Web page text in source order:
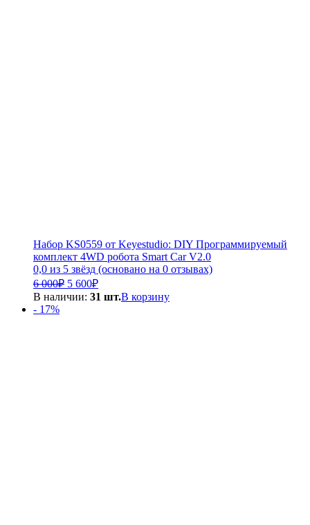
Набор KS0559 от Keyestudio: DIY Программируемый
комплект 4WD робота Smart Car V2.0
0,0 из 5 звёзд (основано на 0 отзывах)
6 000₽ Первоначальная
цена
5 600₽Текущая
цена:
В наличии: 31 шт.В корзину
- 17%